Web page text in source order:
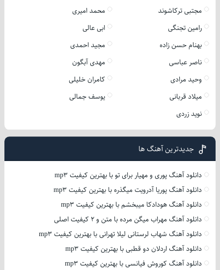
مجتبی ترکاشوند
محمد امیری
رامین تجنگی
ابی عالی
بهنام حسن زاده
مجید احمدی
ناصر عباسی
مهدی آبگون
وحید مرادی
کامران خلیلی
میلاد قربانی
یوسف جمالی
نوید زردی
جدیدترین آهنگ ها
دانلود آهنگ پوری و مهیار برای تو با بهترین کیفیت mp3
دانلود آهنگ پوریا آدرویت میگذره با بهترین کیفیت mp3
دانلود آهنگ هودادکا میبخشم با بهترین کیفیت mp3
دانلود آهنگ مهراب میگن مرده با متن و 2 کیفیت اصلی
دانلود آهنگ شهاب لرستانی لیلا تهرانی با بهترین کیفیت mp3
دانلود آهنگ اردلان دو قطبی با بهترین کیفیت mp3
دانلود آهنگ کوروش فیانسی با بهترین کیفیت mp3